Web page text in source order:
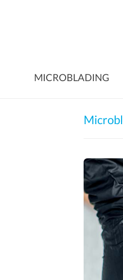
MICROBLADING